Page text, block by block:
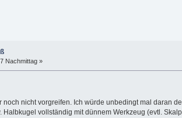
Nachmittag »
nicht vorgreifen. Ich würde unbedingt mal daran
vollständig mit dünnem Werkzeug (evtl.